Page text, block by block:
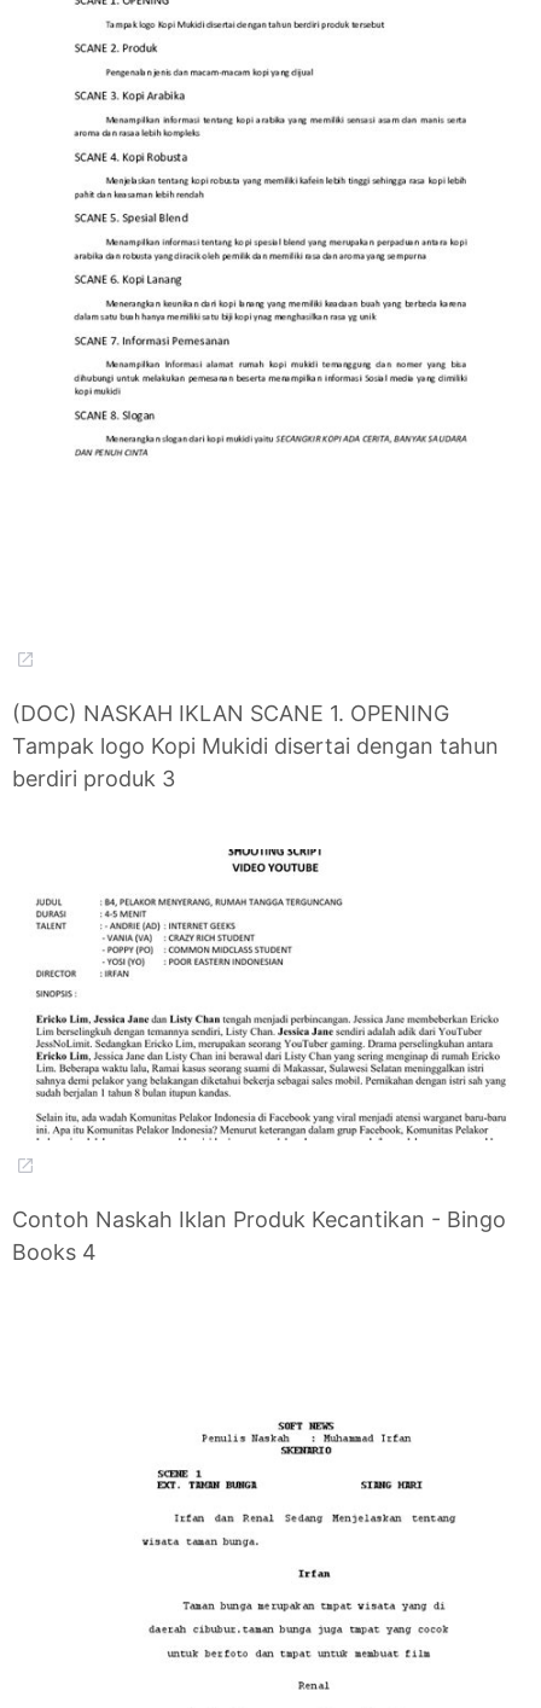
(DOC) NASKAH IKLAN SCANE 1. OPENING
Tampak logo Kopi Mukidi disertai dengan tahun
berdiri produk 3
Contoh Naskah Iklan Produk Kecantikan - Bingo
Books 4